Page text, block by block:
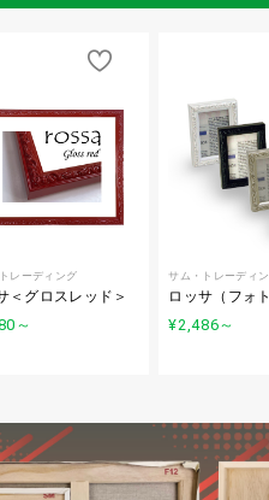
レーディング
＜グロスレッド＞
～
サム・トレーディ
ロッサ（フォ
¥2,486～